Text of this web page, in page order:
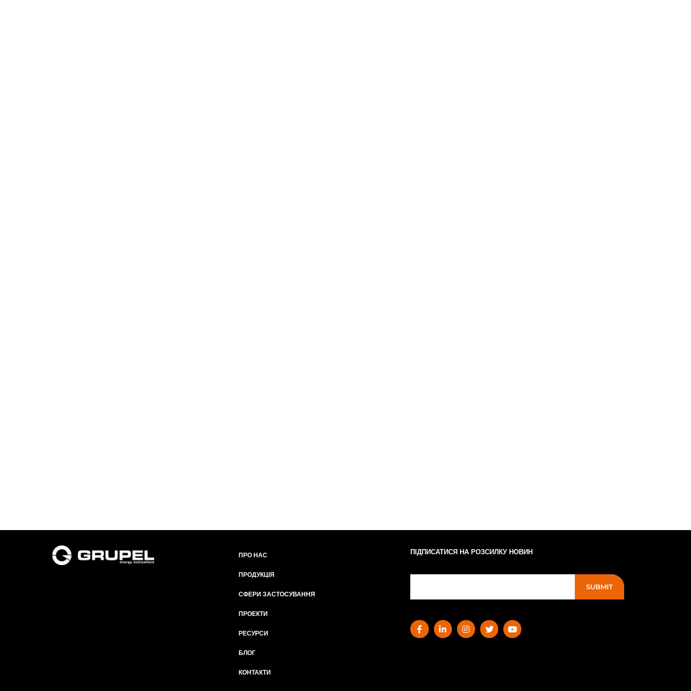
ПРО НАС
ПРОДУКЦІЯ
СФЕРИ ЗАСТОСУВАННЯ
ПРОЕКТИ
РЕСУРСИ
БЛОГ
КОНТАКТИ
ПІДПИСАТИСЯ НА РОЗСИЛКУ НОВИН
SUBMIT